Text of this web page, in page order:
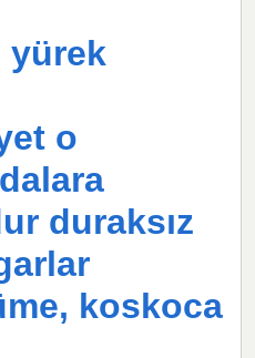
yürek
o
duraksız
koskoca